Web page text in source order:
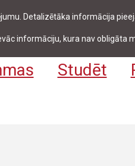
Detalizētāka informācija
informāciju, kura nav obligāta
Kontakti Studentiem &
Studēt